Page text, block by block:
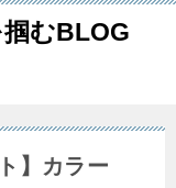
掴むBLOG
】カラー